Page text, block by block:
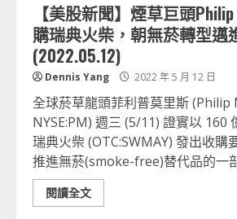
【美股新聞】煙草巨頭
購瑞典火柴，朝無菸轉型邁
(2022.05.12)
Dennis Yang 2022 年 5 月 12 日
全球菸草龍頭菲利普莫里斯 (Philip
NYSE:PM) 週三 (5/11) 證實以 160
瑞典火柴 (OTC:SWMAY) 發出收購
推進無菸(smoke-free)替代品的一
閱讀全文